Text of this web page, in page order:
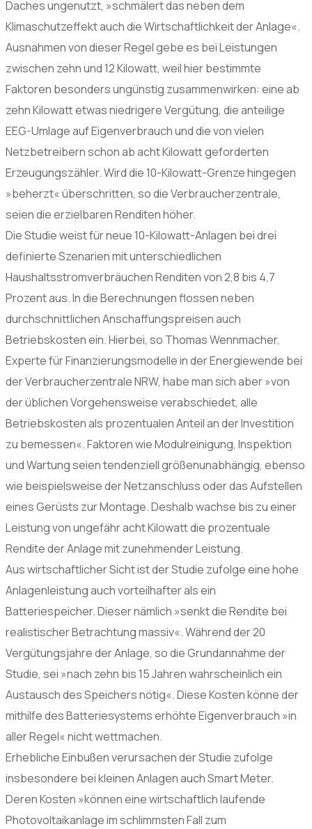
Daches ungenutzt, »schmälert das neben dem
Klimaschutzeffekt auch die Wirtschaftlichkeit der Anlage«.
Ausnahmen von dieser Regel gebe es bei Leistungen
zwischen zehn und 12 Kilowatt, weil hier bestimmte
Faktoren besonders ungünstig zusammenwirken: eine ab
zehn Kilowatt etwas niedrigere Vergütung, die anteilige
EEG-Umlage auf Eigenverbrauch und die von vielen
Netzbetreibern schon ab acht Kilowatt geforderten
Erzeugungszähler. Wird die 10-Kilowatt-Grenze hingegen
»beherzt« überschritten, so die Verbraucherzentrale,
seien die erzielbaren Renditen höher.
Die Studie weist für neue 10-Kilowatt-Anlagen bei drei
definierte Szenarien mit unterschiedlichen
Haushaltsstromverbräuchen Renditen von 2,8 bis 4,7
Prozent aus. In die Berechnungen flossen neben
durchschnittlichen Anschaffungspreisen auch
Betriebskosten ein. Hierbei, so Thomas Wennmacher,
Experte für Finanzierungsmodelle in der Energiewende bei
der Verbraucherzentrale NRW, habe man sich aber »von
der üblichen Vorgehensweise verabschiedet, alle
Betriebskosten als prozentualen Anteil an der Investition
zu bemessen«. Faktoren wie Modulreinigung, Inspektion
und Wartung seien tendenziell größenunabhängig, ebenso
wie beispielsweise der Netzanschluss oder das Aufstellen
eines Gerüsts zur Montage. Deshalb wachse bis zu einer
Leistung von ungefähr acht Kilowatt die prozentuale
Rendite der Anlage mit zunehmender Leistung.
Aus wirtschaftlicher Sicht ist der Studie zufolge eine hohe
Anlagenleistung auch vorteilhafter als ein
Batteriespeicher. Dieser nämlich »senkt die Rendite bei
realistischer Betrachtung massiv«. Während der 20
Vergütungsjahre der Anlage, so die Grundannahme der
Studie, sei »nach zehn bis 15 Jahren wahrscheinlich ein
Austausch des Speichers nötig«. Diese Kosten könne der
mithilfe des Batteriesystems erhöhte Eigenverbrauch »in
aller Regel« nicht wettmachen.
Erhebliche Einbußen verursachen der Studie zufolge
insbesondere bei kleinen Anlagen auch Smart Meter.
Deren Kosten »können eine wirtschaftlich laufende
Photovoltaikanlage im schlimmsten Fall zum